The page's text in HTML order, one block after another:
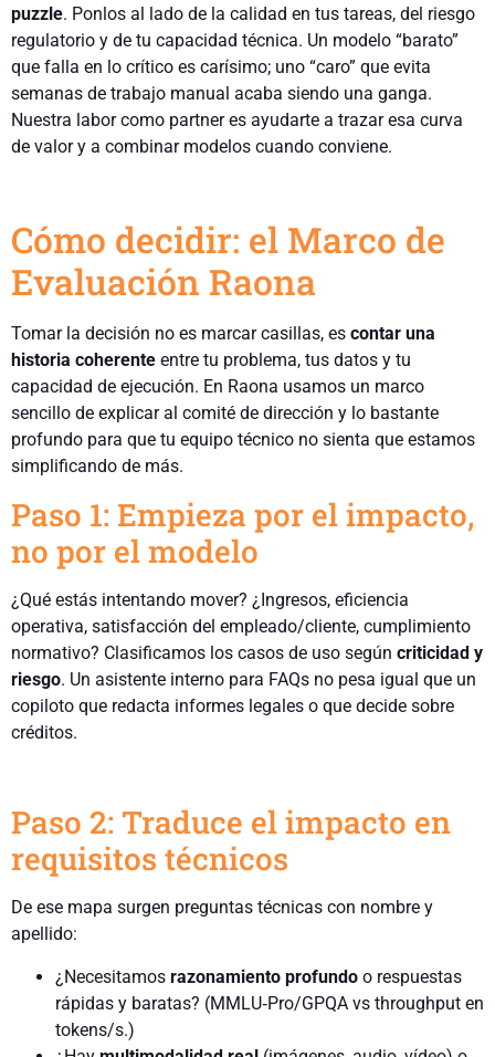
puzzle. Ponlos al lado de la calidad en tus tareas, del riesgo
regulatorio y de tu capacidad técnica. Un modelo “barato”
que falla en lo crítico es carísimo; uno “caro” que evita
semanas de trabajo manual acaba siendo una ganga.
Nuestra labor como partner es ayudarte a trazar esa curva
de valor y a combinar modelos cuando conviene.
Cómo decidir: el Marco de
Evaluación Raona
Tomar la decisión no es marcar casillas, es contar una
historia coherente entre tu problema, tus datos y tu
capacidad de ejecución. En Raona usamos un marco
sencillo de explicar al comité de dirección y lo bastante
profundo para que tu equipo técnico no sienta que estamos
simplificando de más.
Paso 1: Empieza por el impacto,
no por el modelo
¿Qué estás intentando mover? ¿Ingresos, eficiencia
operativa, satisfacción del empleado/cliente, cumplimiento
normativo? Clasificamos los casos de uso según criticidad y
riesgo. Un asistente interno para FAQs no pesa igual que un
copiloto que redacta informes legales o que decide sobre
créditos.
Paso 2: Traduce el impacto en
requisitos técnicos
De ese mapa surgen preguntas técnicas con nombre y
apellido:
¿Necesitamos razonamiento profundo o respuestas
rápidas y baratas? (MMLU‑Pro/GPQA vs throughput en
tokens/s.)